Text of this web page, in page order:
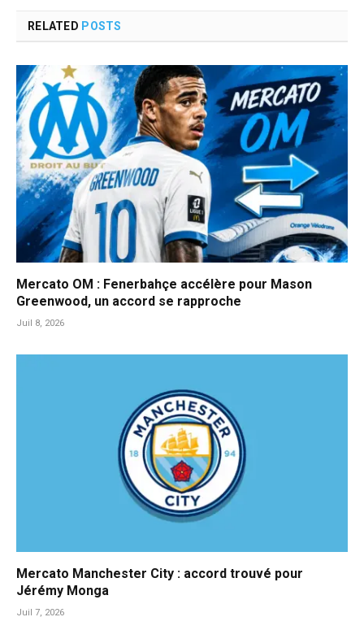
RELATED POSTS
Mercato OM : Fenerbahçe accélère pour Mason
Greenwood, un accord se rapproche
Juil 8, 2026
Mercato Manchester City : accord trouvé pour
Jérémy Monga
Juil 7, 2026